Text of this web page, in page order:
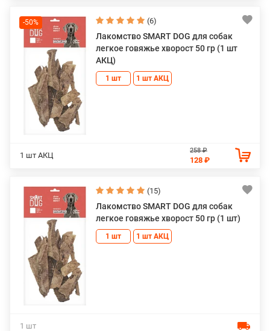
-50% (6)
Лакомство SMART DOG для собак
легкое говяжье хворост 50 гр (1 шт
АКЦ)
1 шт 1 шт АКЦ
1 шт АКЦ
258 ₽
128 ₽
(15)
Лакомство SMART DOG для собак
легкое говяжье хворост 50 гр (1 шт)
1 шт 1 шт АКЦ
1 шт